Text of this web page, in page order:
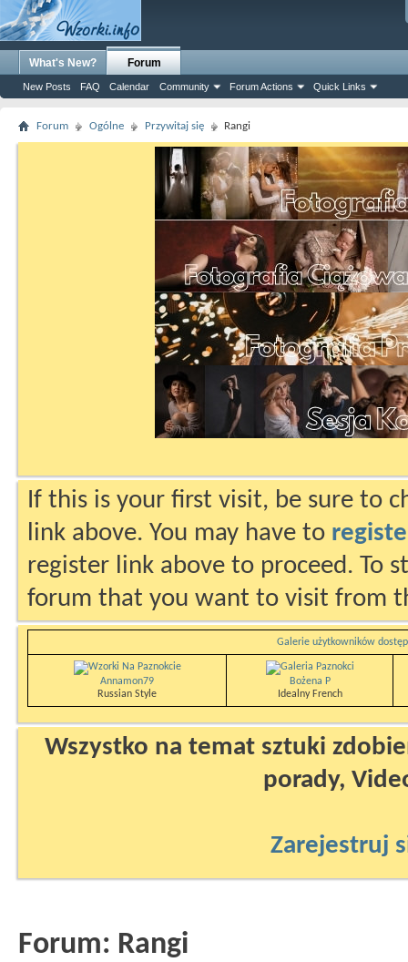
What's New? Forum
New Posts FAQ Calendar Community Forum Actions Quick Links
Forum Ogólne Przywitaj się Rangi
If this is your first visit, be sure to
link above. You may have to
register link above to proceed. To
forum that you want to visit from
Galerie użytkowników
Annamon79
Russian Style
Bożena P
Idealny French
Wszystko na temat sztuki
porady,
Zarejestruj
Forum: Rangi